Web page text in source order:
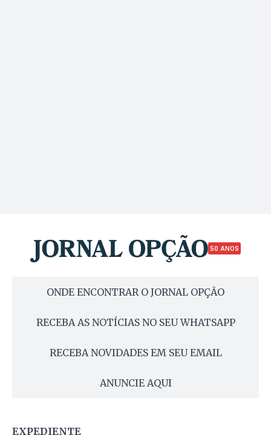
50 ANOS
ONDE ENCONTRAR O JORNAL OPÇÃO
RECEBA AS NOTÍCIAS NO SEU WHATSAPP
RECEBA NOVIDADES EM SEU EMAIL
ANUNCIE AQUI
EXPEDIENTE